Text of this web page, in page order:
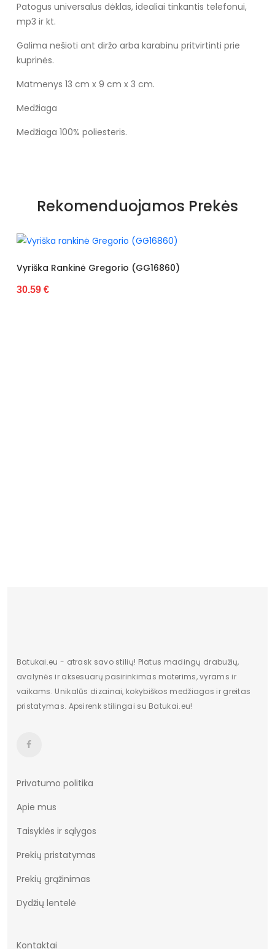
Patogus universalus dėklas, idealiai tinkantis telefonui,
mp3 ir kt.
Galima nešioti ant diržo arba karabinu pritvirtinti prie
kuprinės.
Matmenys 13 cm x 9 cm x 3 cm.
Medžiaga
Medžiaga 100% poliesteris.
Rekomenduojamos Prekės
Vyriška Rankinė Gregorio (GG16860)
30.59 €
Batukai.eu - atrask savo stilių! Platus madingų drabužių,
avalynės ir aksesuarų pasirinkimas moterims, vyrams ir
vaikams. Unikalūs dizainai, kokybiškos medžiagos ir greitas
pristatymas. Apsirenk stilingai su Batukai.eu!
Privatumo politika
Apie mus
Taisyklės ir sąlygos
Prekių pristatymas
Prekių grąžinimas
Dydžių lentelė
Kontaktai